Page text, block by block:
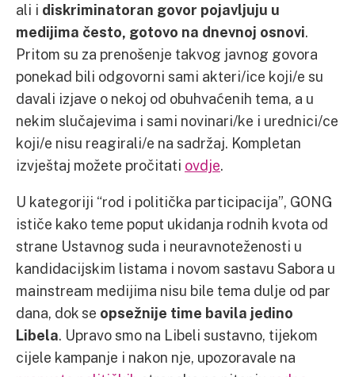
ali i diskriminatoran govor pojavljuju u
medijima često, gotovo na dnevnoj osnovi.
Pritom su za prenošenje takvog javnog govora
ponekad bili odgovorni sami akteri/ice koji/e su
davali izjave o nekoj od obuhvaćenih tema, a u
nekim slučajevima i sami novinari/ke i urednici/ce
koji/e nisu reagirali/e na sadržaj. Kompletan
izvještaj možete pročitati ovdje.
U kategoriji “rod i politička participacija”, GONG
ističe kako teme poput ukidanja rodnih kvota od
strane Ustavnog suda i neuravnoteženosti u
kandidacijskim listama i novom sastavu Sabora u
mainstream medijima nisu bile tema dulje od par
dana, dok se opsežnije time bavila jedino
Libela. Upravo smo na Libeli sustavno, tijekom
cijele kampanje i nakon nje, upozoravale na